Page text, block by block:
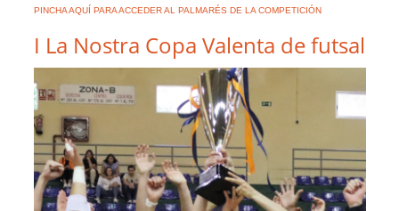
PINCHA AQUÍ PARA ACCEDER AL PALMARÉS DE LA COMPETICIÓN
I La Nostra Copa Valenta de futsal